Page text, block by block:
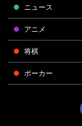
ニュース
アニメ
将棋
ポーカー